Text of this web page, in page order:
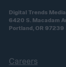
Digital Trends
6420 S. Macadam
Portland, OR 97239
Careers